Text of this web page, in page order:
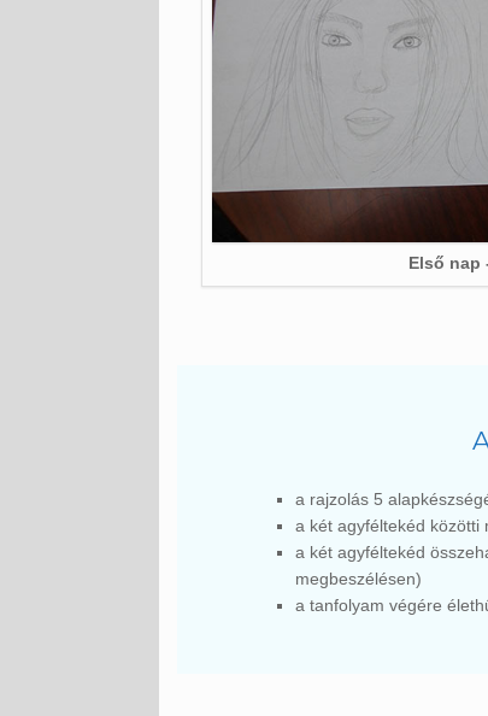
Első nap
a rajzolás 5
a két agyféltekéd közötti
a két agyféltekéd
megbeszélésen)
a tanfolyam végére